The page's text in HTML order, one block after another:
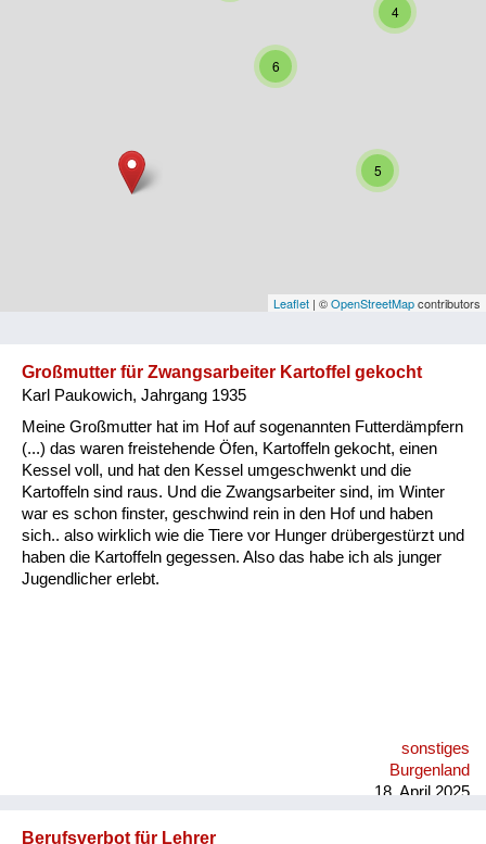
Niederösterreich
Vorarlberg
Kategorie
Besatzungsmächte
Frauen, Mütter, Kinder
Versorgung
Wohnen
4
5
6
Leaflet | ©OpenStreetMapcontributors
Großmutter für Zwangsarbeiter Kartoffel gekocht
Karl Paukowich, Jahrgang 1935
Meine Großmutter hat im Hof auf sogenannten Futterdämpfern
(...) das waren freistehende Öfen, Kartoffeln gekocht, einen
Kessel voll, und hat den Kessel umgeschwenkt und die
Kartoffeln sind raus. Und die Zwangsarbeiter sind, im Winter
war es schon finster, geschwind rein in den Hof und haben
sich.. also wirklich wie die Tiere vor Hunger drübergestürzt und
haben die Kartoffeln gegessen. Also das habe ich als junger
Jugendlicher erlebt.
sonstiges
Burgenland
18. April 2025
Berufsverbot für Lehrer